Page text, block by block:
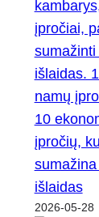
10
įpročių,
išlaidas
2026-05-28